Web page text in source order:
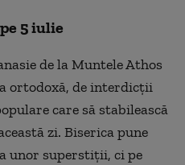
5 iulie
de la Muntele Athos
ortodoxă, de interdicții
care să stabilească
zi. Biserica pune
unor superstiții, ci pe